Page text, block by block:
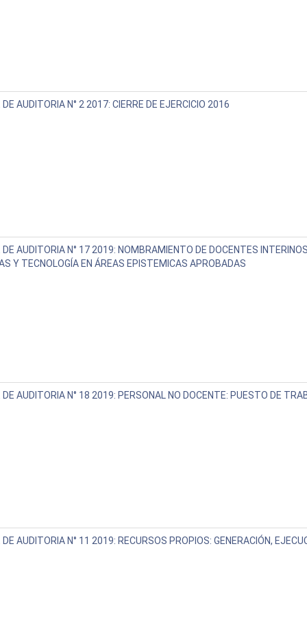
DE AUDITORIA N° 2 2017: CIERRE DE EJERCICIO 2016
DE AUDITORIA N° 17 2019: NOMBRAMIENTO DE DOCENTES
Y TECNOLOGÍA EN ÁREAS EPISTEMICAS APROBADAS
DE AUDITORIA N° 18 2019: PERSONAL NO DOCENTE: PUESTO DE
DE AUDITORIA N° 11 2019: RECURSOS PROPIOS: GENERACIÓN,